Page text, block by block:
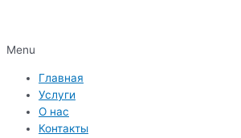
Menu
Главная
Услуги
О нас
Контакты